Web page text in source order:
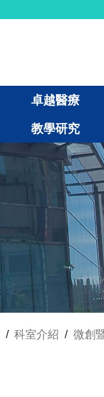
卓越醫療
教學研究
/ 科室介紹 / 微創